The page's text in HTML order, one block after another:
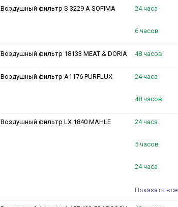
Воздушный фильтр S 3229 A SOFIMA 24 часа
6 часов
Воздушный фильтр 18133 MEAT & DORIA 48 часов
Воздушный фильтр A1176 PURFLUX 24 часа
48 часов
Воздушный фильтр LX 1840 MAHLE 24 часа
5 часов
24 часа
Показать все